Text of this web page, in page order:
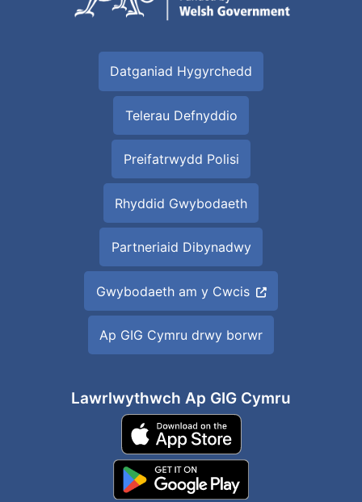
Datganiad Hygyrchedd
Telerau Defnyddio
Preifatrwydd Polisi
Rhyddid Gwybodaeth
Partneriaid Dibynadwy
Gwybodaeth am y Cwcis
Ap GIG Cymru drwy borwr
Lawrlwythwch Ap GIG Cymru